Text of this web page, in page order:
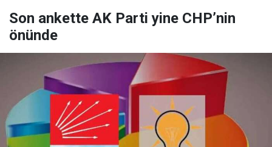
Son ankette AK Parti yine CHP’nin
önünde